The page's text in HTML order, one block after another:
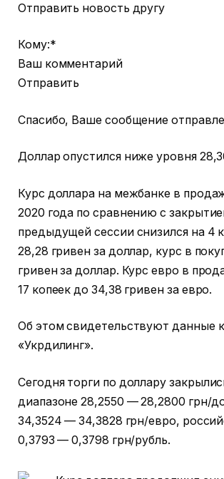
Отправить новость другу
Кому:*
Ваш комментарий
Отправить
Спасибо, Ваше сообщение
Доллар опустился ниже уровня
Курс доллара на межбанке в
2020 года по сравнению с
предыдущей сессии снизился на 4
28,28 гривен за доллар, курс в
гривен за доллар. Курс евро в
17 копеек до 34,38 гривен за евро.
Об этом свидетельствуют данные
«Укрдилинг».
Сегодня торги по доллару
диапазоне 28,2550 — 28,2800 грн/
34,3524 — 34,3828 грн/евро,
0,3793 — 0,3798 грн/рубль.